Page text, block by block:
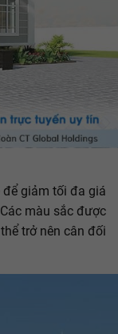
giảm tối đa giá
màu sắc được
trở nên cân đối